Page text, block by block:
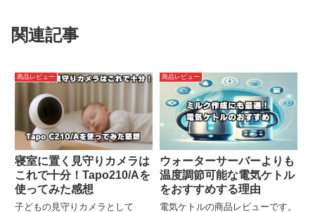
関連記事
商品レビュー
寝室に置く見守りカメラは
これで十分！Tapo210/Aを
使ってみた感想
子どもの見守りカメラとして
商品レビュー
ウォーターサーバーよりも
温度調節可能な電気ケトル
をおすすめする理由
電気ケトルの商品レビューです。